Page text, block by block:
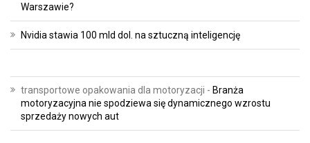
Warszawie?
Nvidia stawia 100 mld dol. na sztuczną inteligencję
transportowe opakowania dla motoryzacji - Branża
motoryzacyjna nie spodziewa się dynamicznego wzrostu
sprzedaży nowych aut